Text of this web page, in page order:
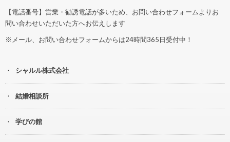
【電話番号】営業・勧誘電話が多いため、お問い合わせフォームよりお
問い合わせいただいた方へお伝えします
※メール、お問い合わせフォームからは24時間365日受付中！
シャルル株式会社
結婚相談所
学びの館